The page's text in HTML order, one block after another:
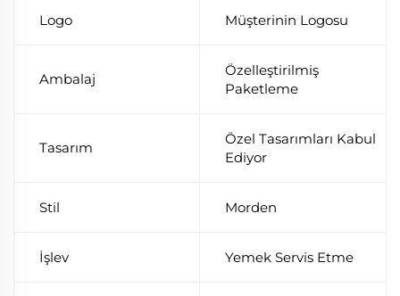
Logo Müşterinin Logosu
Ambalaj
Özelleştirilmiş
Paketleme
Tasarım
Özel Tasarımları Kabul
Ediyor
Stil Morden
İşlev Yemek Servis Etme